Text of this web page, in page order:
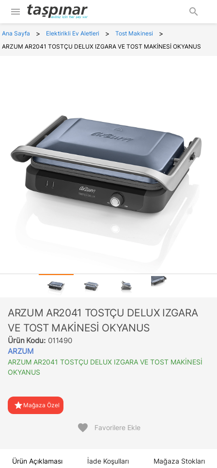
menu search
Ana Sayfa > Elektirikli Ev Aletleri > Tost Makinesi >
ARZUM AR2041 TOSTÇU DELUX IZGARA VE TOST MAKİNESİ OKYANUS
ARZUM AR2041 TOSTÇU DELUX IZGARA
VE TOST MAKİNESİ OKYANUS
Ürün Kodu: 011490
ARZUM
ARZUM AR2041 TOSTÇU DELUX IZGARA VE TOST MAKİNESİ
OKYANUS
star Mağaza Özel
favorite Favorilere Ekle
Ürün Açıklaması İade Koşulları Mağaza Stokları